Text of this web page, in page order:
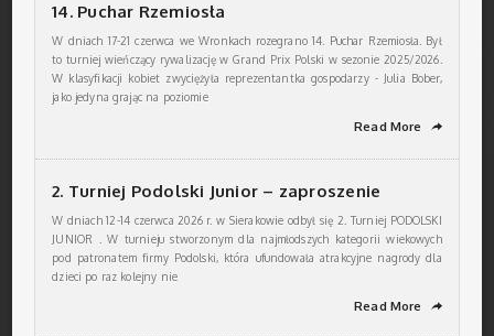
14. Puchar Rzemiosła
W dniach 17-21 czerwca we Wronkach rozegrano 14. Puchar Rzemiosła. Był
to turniej wieńczący rywalizację w Grand Prix Polski w sezonie 2025/2026.
W klasyfikacji kobiet zwyciężyła reprezentantka gospodarzy - Julia Bober,
jako jedyna grając na poziomie
Read More ➦
2. Turniej Podolski Junior – zaproszenie
W dniach 12-14 czerwca 2026 r. w Sierakowie odbył się 2. Turniej PODOLSKI
JUNIOR . W turnieju stworzonym dla najmłodszych kategorii wiekowych
pod patronatem firmy Podolski, która ufundowała atrakcyjne nagrody dla
dzieci po raz kolejny nie
Read More ➦